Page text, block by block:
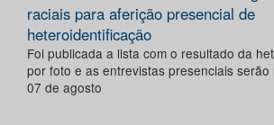
raciais para aferição presencial de
heteroidentificação
Foi publicada a lista com o resultado da
por foto e as entrevistas presenciais
07 de agosto